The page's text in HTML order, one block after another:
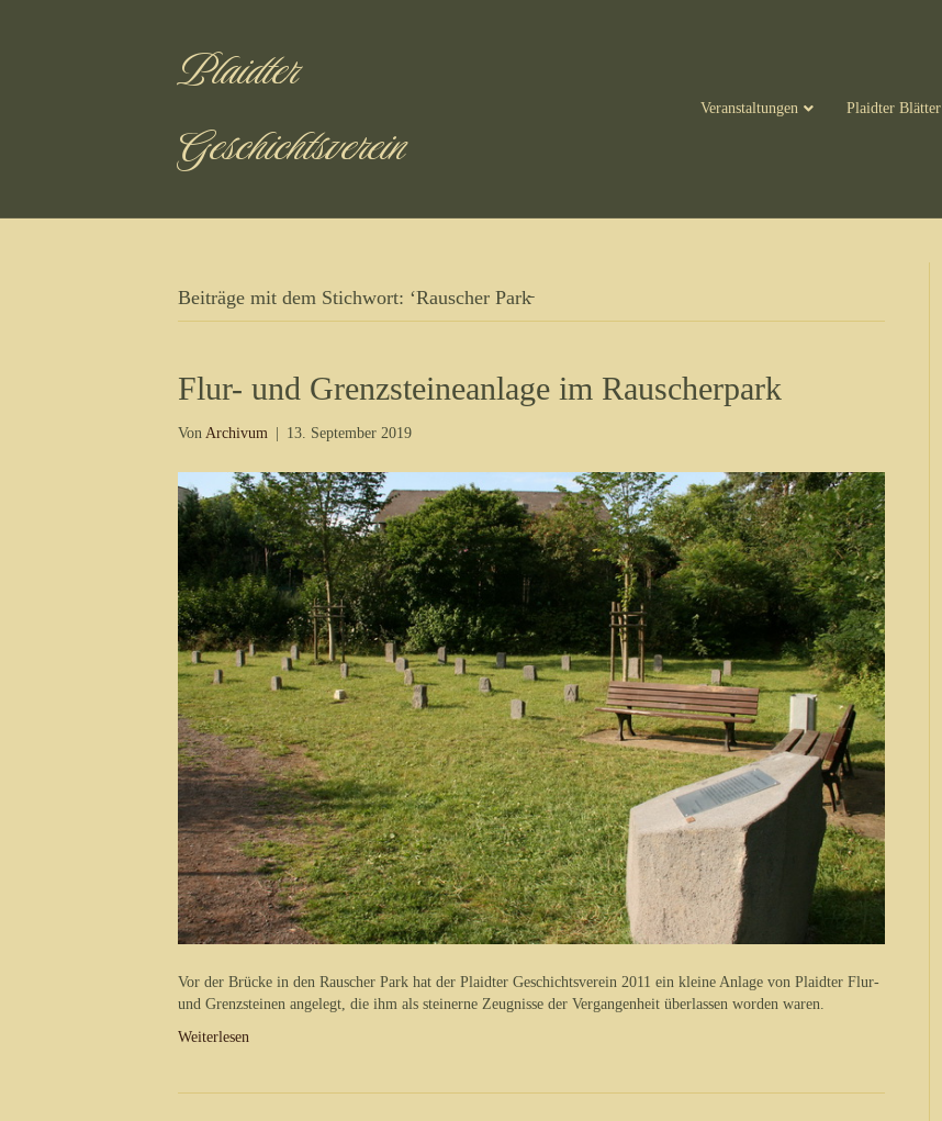
Plaidter
Geschichtsverein
Veranstaltungen Plaidter Blätter
Beiträge mit dem Stichwort: ‘Rauscher Park̵
Flur- und Grenzsteineanlage im Rauscherpark
Von Archivum 13. September 2019
Vor der Brücke in den Rauscher Park hat der Plaidter Geschichtsverein 2011 ein kleine Anlage von Plaidter Flur-
und Grenzsteinen angelegt, die ihm als steinerne Zeugnisse der Vergangenheit überlassen worden waren.
Weiterlesen